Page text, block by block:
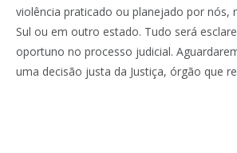
violência praticado ou planejado por nós,
Sul ou em outro estado. Tudo será
oportuno no processo judicial.
uma decisão justa da Justiça, órgão que